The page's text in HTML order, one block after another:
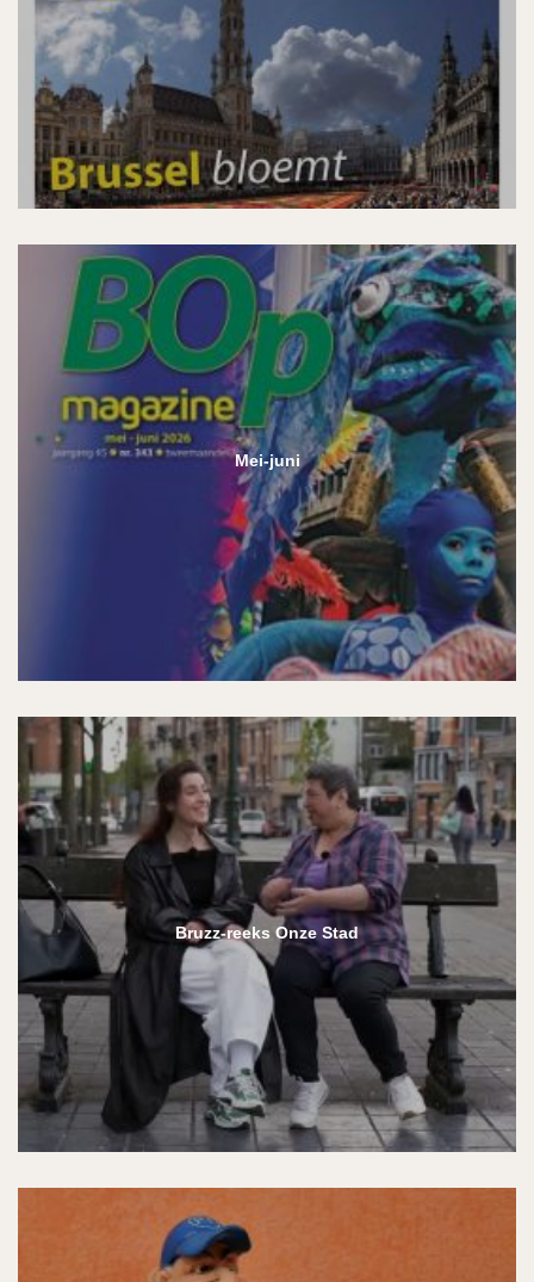
Mei-juni
Bruzz-reeks Onze Stad